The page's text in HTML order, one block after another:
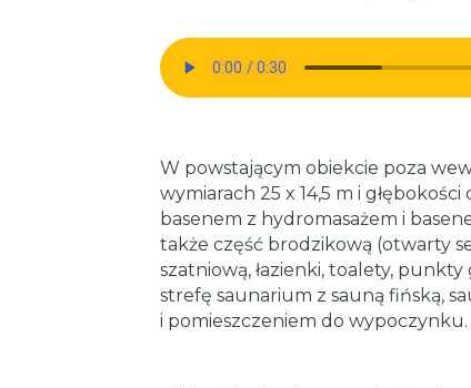
W powstającym obiekcie poza
wymiarach 25 x 14,5 m i głębokości
basenem z hydromasażem i
także część brodzikową (otwarty
szatniową, łazienki, toalety,
strefę saunarium z sauną fińską,
i pomieszczeniem do wypoczynku.